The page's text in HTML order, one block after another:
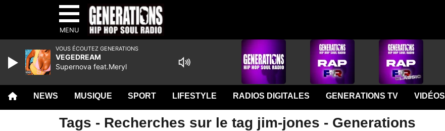
MENU
NEWS MUSIQUE SPORT LIFESTYLE RADIOS DIGITALES GENERATIONS TV VIDÉOS
Tags - Recherches sur le tag jim-jones - Generations
VOUS ÉCOUTEZ GENERATIONS
VEGEDREAM
Supernova feat.Meryl